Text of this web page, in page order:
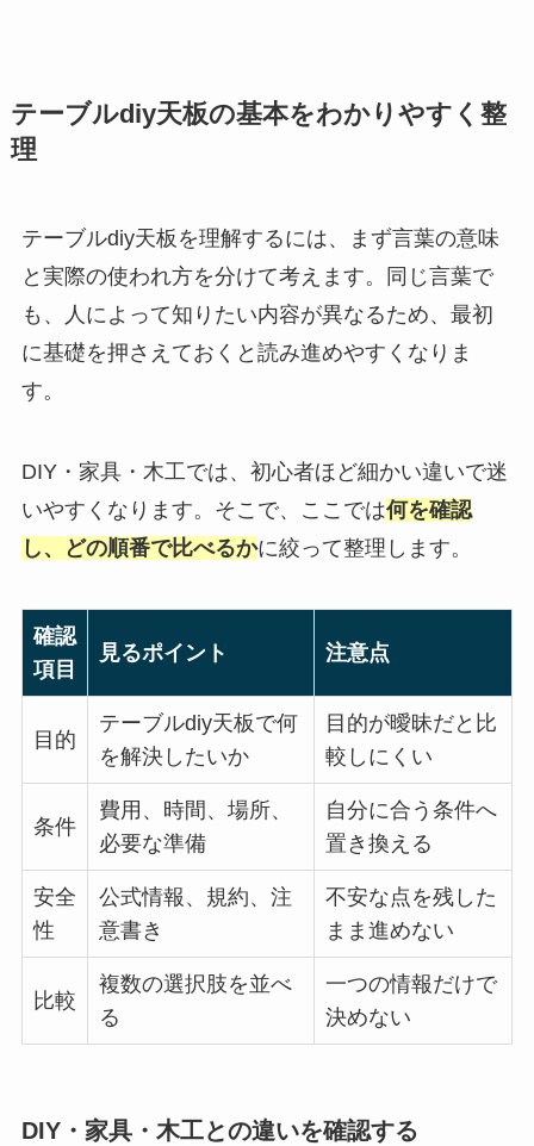
テーブルdiy天板の基本をわかりやすく整
理
テーブルdiy天板を理解するには、まず言葉の意味
と実際の使われ方を分けて考えます。同じ言葉で
も、人によって知りたい内容が異なるため、最初
に基礎を押さえておくと読み進めやすくなりま
す。
DIY・家具・木工では、初心者ほど細かい違いで迷
いやすくなります。そこで、ここでは何を確認
し、どの順番で比べるかに絞って整理します。
確認
項目
見るポイント 注意点
目的
テーブルdiy天板で何
を解決したいか
目的が曖昧だと比
較しにくい
条件
費用、時間、場所、
必要な準備
自分に合う条件へ
置き換える
安全
性
公式情報、規約、注
意書き
不安な点を残した
まま進めない
比較
複数の選択肢を並べ
る
一つの情報だけで
決めない
DIY・家具・木工との違いを確認する